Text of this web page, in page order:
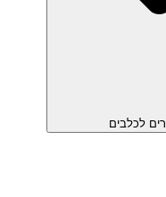
לכלבים